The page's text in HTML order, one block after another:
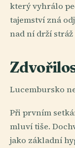
který vyhrálo
tajemství zná
nad ní drží
Lucembursko
Při prvním
mluví tiše.
jako základní